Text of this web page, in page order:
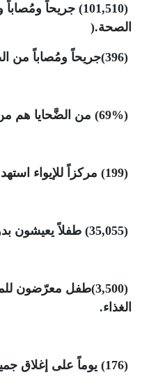
(101,510) جريحاً ومُصاباً
الصحة).
(396)جريحاً ومُصاباً من
(69%) من الضَّحايا هم
(199) مركزاً للإيواء
(35,055) طفلاً يعيشون
(3,500)طفل معرّضون
الغذاء.
(176) يوماً على إغلاق